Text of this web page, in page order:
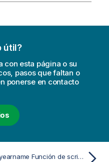
útil?
con esta página o su
pasos que faltan o
ponerse en contacto
yearname Función de script y de gráfico